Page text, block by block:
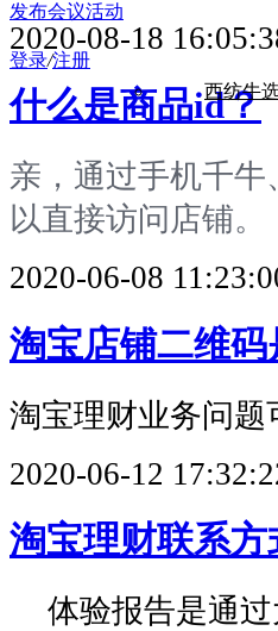
西纺牛
发布会议活动
登录/注册
2020-08-18
什么是商品id？
亲，通过手机千
以直接访问店铺。
2020-06-08
淘宝店铺二维码
淘宝理财业务问题
2020-06-12
淘宝理财联系
体验报告是通